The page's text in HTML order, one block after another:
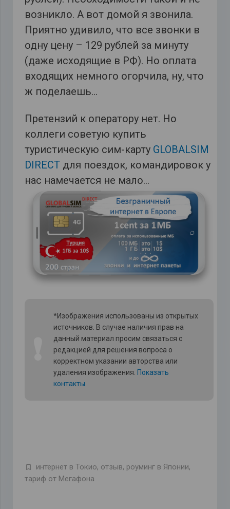
возникло. А вот домой я звонила.
Приятно удивило, что все звонки в
одну цену – 129 рублей за минуту
(даже исходящие в РФ). Но оплата
входящих немного огорчила, ну, что
ж поделаешь…
Претензий к оператору нет. Но
коллеги советую купить
туристическую сим-карту GLOBALSIM
DIRECTдля поездок, командировок у
нас намечается не мало…
*Изображения использованы из открытых
источников. В случае наличия прав на
данный материал просим связаться с
редакцией для решения вопроса о
корректном указании авторства или
удаления изображения. Показать
контакты
интернет в Токио, отзыв, роуминг в Японии,
тариф от Мегафона